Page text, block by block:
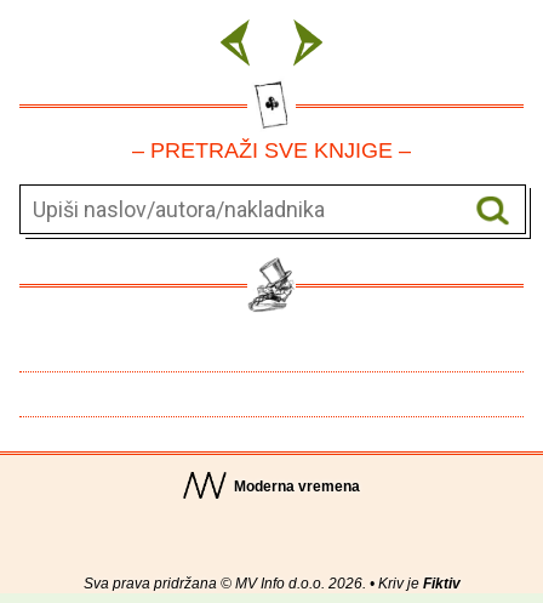
– PRETRAŽI SVE KNJIGE –
Moderna vremena
Sva prava pridržana © MV Info d.o.o. 2026. • Kriv je Fiktiv